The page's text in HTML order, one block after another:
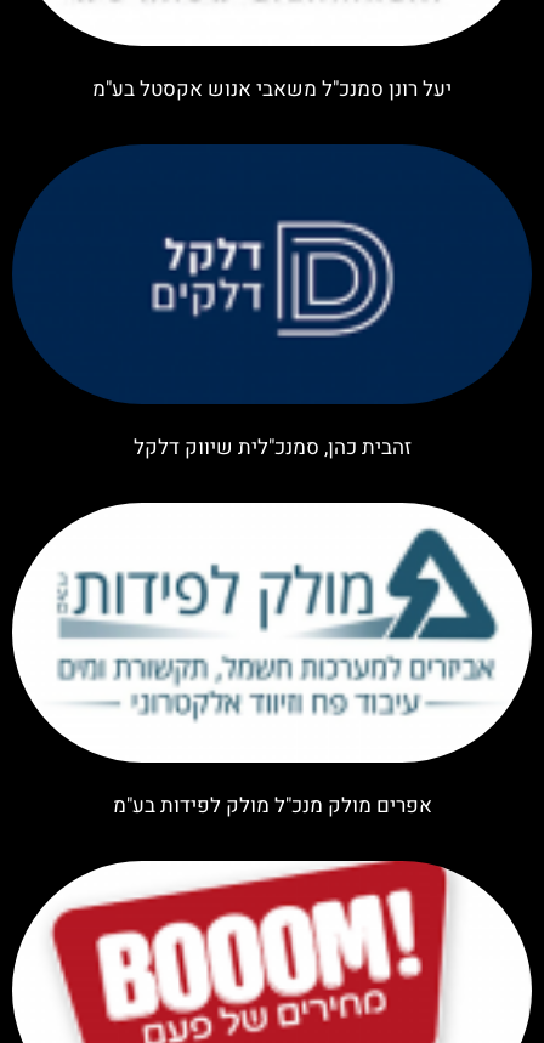
יעל רונן סמנכ"ל משאבי אנוש אקסטל בע"מ
זהבית כהן, סמנכ"לית שיווק דלקל
אפרים מולק מנכ"ל מולק לפידות בע"מ